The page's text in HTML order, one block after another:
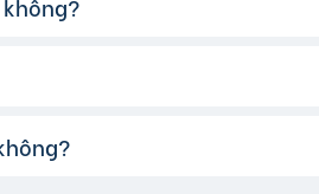
hiển thị.
nội dung tin rao vặt sau khi
qua lượt nhấp và truy cập trực